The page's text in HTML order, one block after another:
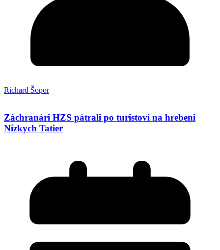
Richard Šopor
Záchranári HZS pátrali po turistovi na hrebeni
Nízkych Tatier